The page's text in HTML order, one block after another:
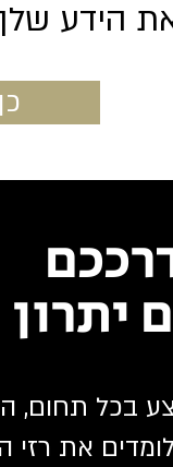
הידע
יתרון
בכל תחום,
את רזי